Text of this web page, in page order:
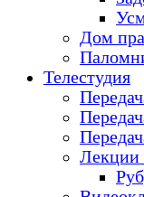
Дом
Телестудия
Лекции